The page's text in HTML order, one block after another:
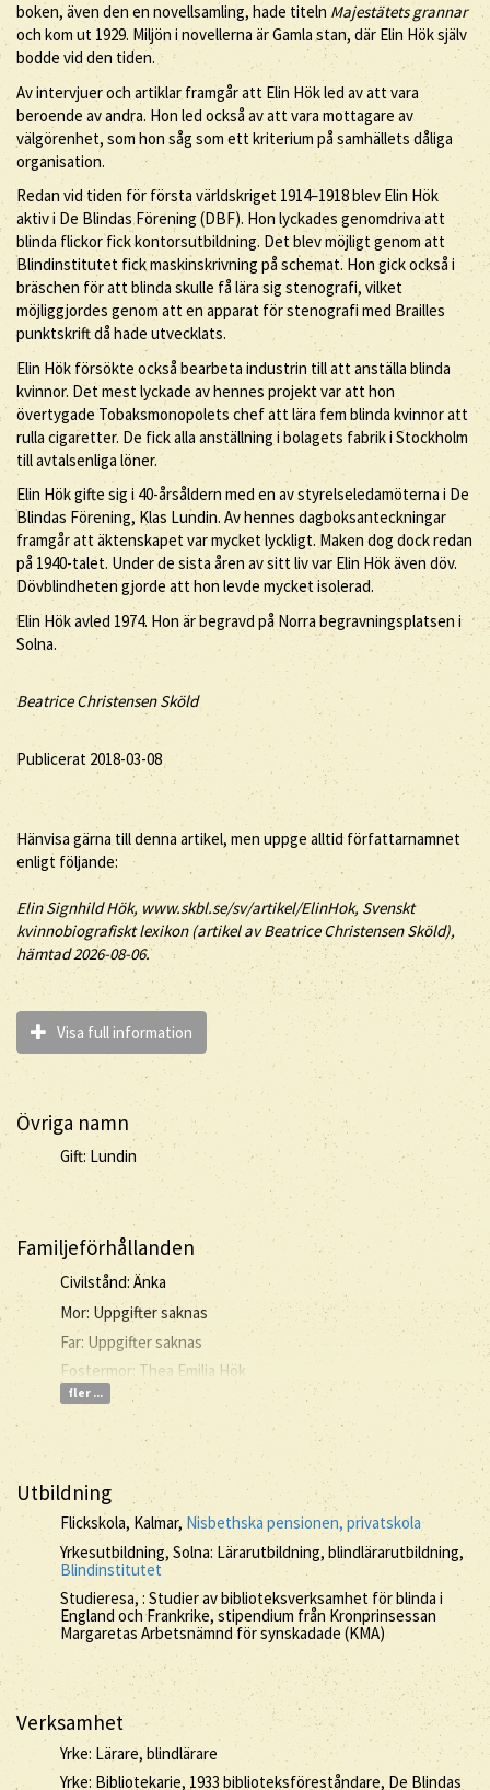
boken, även den en novellsamling, hade titeln Majestätets grannar
och kom ut 1929. Miljön i novellerna är Gamla stan, där Elin Hök själv
bodde vid den tiden.
Av intervjuer och artiklar framgår att Elin Hök led av att vara
beroende av andra. Hon led också av att vara mottagare av
välgörenhet, som hon såg som ett kriterium på samhällets dåliga
organisation.
Redan vid tiden för första världskriget 1914–1918 blev Elin Hök
aktiv i De Blindas Förening (DBF). Hon lyckades genomdriva att
blinda flickor fick kontorsutbildning. Det blev möjligt genom att
Blindinstitutet fick maskinskrivning på schemat. Hon gick också i
bräschen för att blinda skulle få lära sig stenografi, vilket
möjliggjordes genom att en apparat för stenografi med Brailles
punktskrift då hade utvecklats.
Elin Hök försökte också bearbeta industrin till att anställa blinda
kvinnor. Det mest lyckade av hennes projekt var att hon
övertygade Tobaksmonopolets chef att lära fem blinda kvinnor att
rulla cigaretter. De fick alla anställning i bolagets fabrik i Stockholm
till avtalsenliga löner.
Elin Hök gifte sig i 40-årsåldern med en av styrelseledamöterna i De
Blindas Förening, Klas Lundin. Av hennes dagboksanteckningar
framgår att äktenskapet var mycket lyckligt. Maken dog dock redan
på 1940-talet. Under de sista åren av sitt liv var Elin Hök även döv.
Dövblindheten gjorde att hon levde mycket isolerad.
Elin Hök avled 1974. Hon är begravd på Norra begravningsplatsen i
Solna.
Beatrice Christensen Sköld
Publicerat 2018-03-08
Hänvisa gärna till denna artikel, men uppge alltid författarnamnet
enligt följande:
ElinSignhildHök, www.skbl.se/sv/artikel/ElinHok, Svenskt
kvinnobiografiskt lexikon (artikel avBeatrice Christensen Sköld),
hämtad 2026-08-06.
Visa full information
Övriga namn
Gift: Lundin
Familjeförhållanden
Civilstånd: Änka
Mor: Uppgifter saknas
Far: Uppgifter saknas
Fostermor: Thea Emilia Hök
fler ...
Utbildning
Flickskola, Kalmar, Nisbethska pensionen, privatskola
Yrkesutbildning, Solna: Lärarutbildning, blindlärarutbildning,
Blindinstitutet
Studieresa, : Studier av biblioteksverksamhet för blinda i
England och Frankrike, stipendium från Kronprinsessan
Margaretas Arbetsnämnd för synskadade (KMA)
Verksamhet
Yrke: Lärare, blindlärare
Yrke: Bibliotekarie, 1933 biblioteksföreståndare, De Blindas